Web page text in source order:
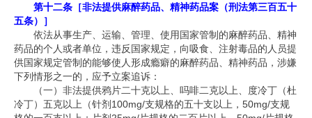
第十二条［非法提供麻醉药品、精神药品案（刑法第三百五十
五条）］
依法从事生产、运输、管理、使用国家管制的麻醉药品、精神
药品的个人或者单位，违反国家规定，向吸食、注射毒品的人员提
供国家规定管制的能够使人形成瘾癖的麻醉药品、精神药品，涉嫌
下列情形之一的，应予立案追诉：
（一）非法提供鸦片二十克以上、吗啡二克以上、度冷丁（杜
冷丁） 五克以上（针剂 100mg/支规格的五十支以上， 50mg/支规